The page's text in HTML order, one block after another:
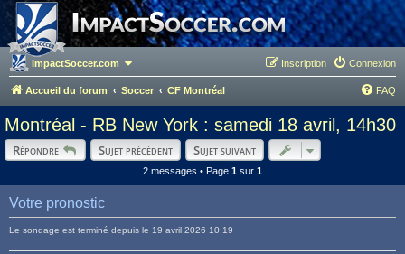
ImpactSoccer.com Connexion
Inscription
Accueil du forum Soccer CF Montréal FAQ
Montréal - RB New York : samedi 18 avril, 14h30
Répondre Sujet précédent Sujet suivant
2 messages • Page 1 sur 1
Votre pronostic
Le sondage est terminé depuis le 19 avril 2026 10:19